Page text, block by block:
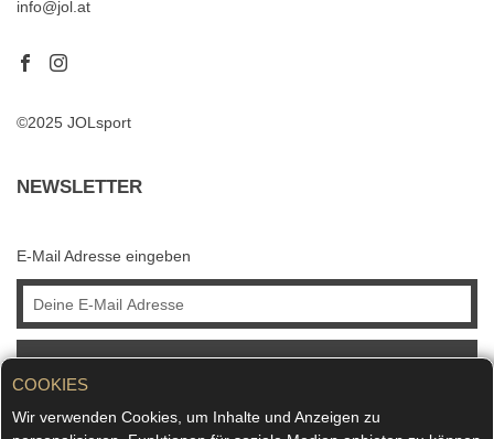
COOKIES
Wir verwenden Cookies, um Inhalte und Anzeigen zu
info@jol.at
©2025 JOLsport
NEWSLETTER
E-Mail Adresse eingeben
ABONNIEREN